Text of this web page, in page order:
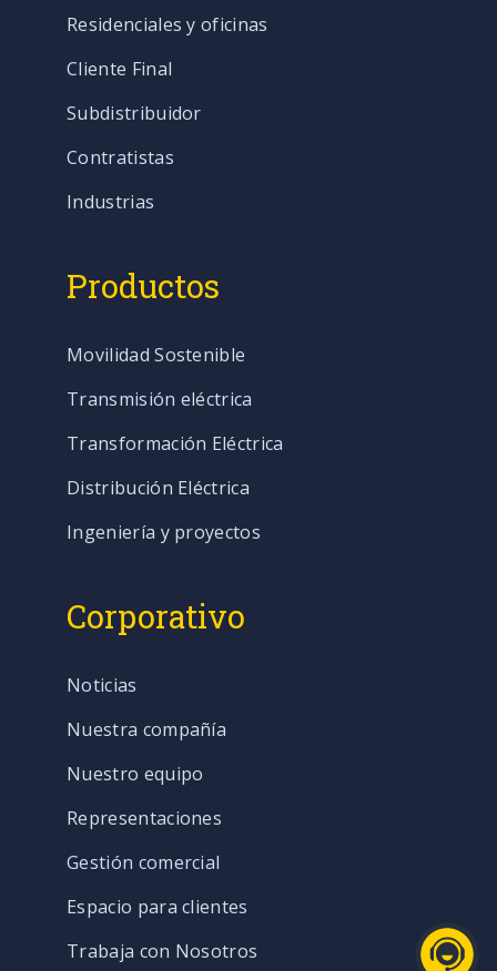
Residenciales y oficinas
Cliente Final
Subdistribuidor
Contratistas
Industrias
Productos
Movilidad Sostenible
Transmisión eléctrica
Transformación Eléctrica
Distribución Eléctrica
Ingeniería y proyectos
Corporativo
Noticias
Nuestra compañía
Nuestro equipo
Representaciones
Gestión comercial
Espacio para clientes
Trabaja con Nosotros